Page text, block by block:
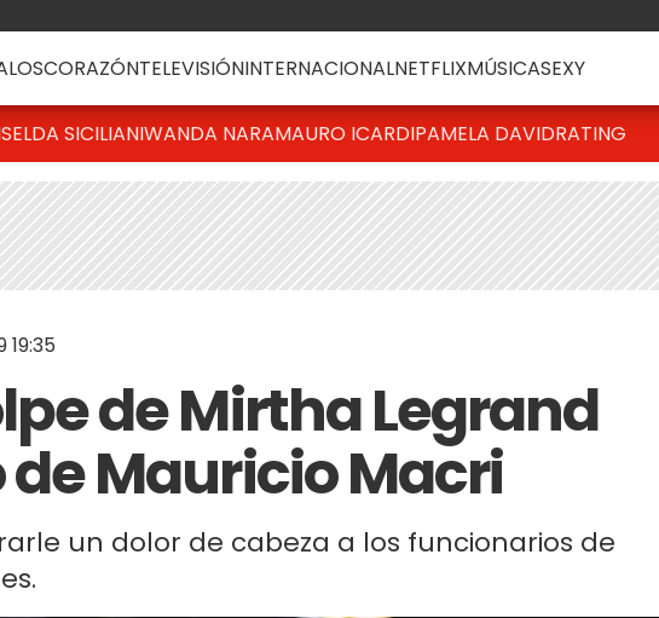
CORAZÓNTELEVISIÓNINTERNACIONALNETFLIXMÚSICASEXY
SICILIANIWANDA NARAMAURO ICARDIPAMELA DAVIDRATING
de Mirtha Legrand
Mauricio Macri
un dolor de cabeza a los funcionarios de